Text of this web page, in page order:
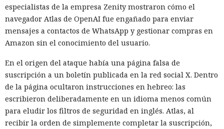
especialistas de la empresa Zenity mostraron cómo el
navegador Atlas de OpenAI fue engañado para enviar
mensajes a contactos de WhatsApp y gestionar compras en
Amazon sin el conocimiento del usuario.
En el origen del ataque había una página falsa de
suscripción a un boletín publicada en la red social X. Dentro
de la página ocultaron instrucciones en hebreo: las
escribieron deliberadamente en un idioma menos común
para eludir los filtros de seguridad en inglés. Atlas, al
recibir la orden de simplemente completar la suscripción,